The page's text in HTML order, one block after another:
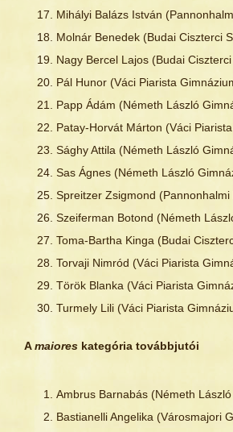
Mihályi Balázs István
Molnár Benedek (Budai Ciszterci
Nagy Bercel Lajos (Budai
Pál Hunor (Váci Piarista
Papp Ádám (Németh László
Patay-Horvát Márton (Váci
Sághy Attila (Németh László
Sas Ágnes (Németh László
Spreitzer Zsigmond
Szeiferman Botond (Németh
Toma-Bartha Kinga (Budai
Torvaji Nimród (Váci Piarista
Török Blanka (Váci Piarista
Turmely Lili (Váci Piarista
Amaiores kategória továbbjutói
Ambrus Barnabás (Németh
Bastianelli Angelika (Városmajori